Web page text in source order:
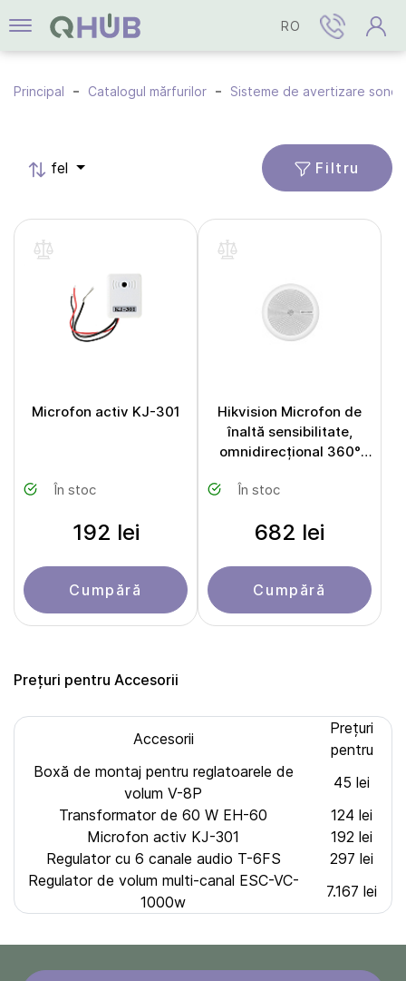
RO
Principal Catalogul mărfurilor Sisteme de avertizare
fel Filtru
Microfon activ KJ-301
În stoc
192 lei
Cumpără
Hikvision Microfon de
înaltă sensibilitate,
omnidirecțional 360°
În stoc
682 lei
Cumpără
Prețuri pentru Accesorii
Accesorii
Prețuri
pentru
Boxă de montaj pentru reglatoarele de
volum V-8P
45 lei
Transformator de 60 W EH-60
124 lei
Microfon activ KJ-301
192 lei
Regulator cu 6 canale audio T-6FS
297 lei
Regulator de volum multi-canal ESC-VC-
1000w
7.167 lei